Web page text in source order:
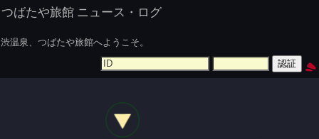
つばたや旅館 ニュース・ログ
渋温泉、つばたや旅館へようこそ。